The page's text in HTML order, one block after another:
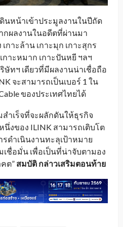
นหน้าเข้าประมูลงานในปีถัด
กผลงานในอดีตที่ผ่านมา
กาะล้าน เกาะมุก เกาะสุกร
กาะหมาก เกาะปันหยี ฯลฯ
ษัทฯ เดียวที่มีผลงานน่าเชื่อถือ
จะสามารถเป็นเบอร์ 1 ใน
ของประเทศไทยได้
ำเร็จที่จะผลักดันให้ธุรกิจ
งของ ILINK สามารถเติบโต
ดำเนินงานทะลุเป้าหมาย
ชื่อมั่น เพื่อเป็นที่น่าจับตามอง
ต” สมบัติ กล่าวเสริมตอนท้าย